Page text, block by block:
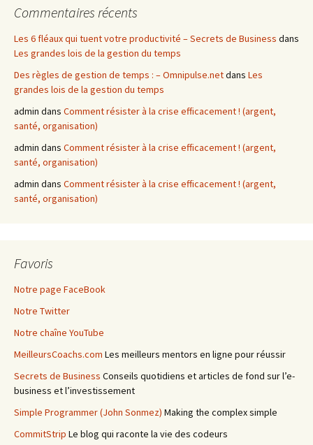
Commentaires récents
Les 6 fléaux qui tuent votre productivité – Secrets de Business dans
Les grandes lois de la gestion du temps
Des règles de gestion de temps : – Omnipulse.netdans Les
grandes lois de la gestion du temps
admin dans Comment résister à la crise efficacement ! (argent,
santé, organisation)
admin dans Comment résister à la crise efficacement ! (argent,
santé, organisation)
admin dans Comment résister à la crise efficacement ! (argent,
santé, organisation)
Favoris
Notre page FaceBook
Notre Twitter
Notre chaîne YouTube
MeilleursCoachs.com Les meilleurs mentors en ligne pour réussir
Secrets de Business Conseils quotidiens et articles de fond sur l’e-
business et l’investissement
Simple Programmer (John Sonmez) Making the complex simple
CommitStrip Le blog qui raconte la vie des codeurs